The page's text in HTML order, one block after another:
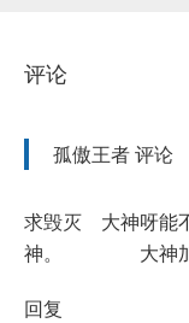
评论
孤傲王者评论
求毁灭 大神呀能
神。 大神加Ｑ
回复